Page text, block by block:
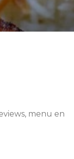
menu en